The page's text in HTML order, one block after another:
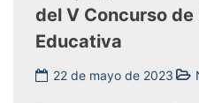
del V Concurso
Educativa
22 de mayo de 2023